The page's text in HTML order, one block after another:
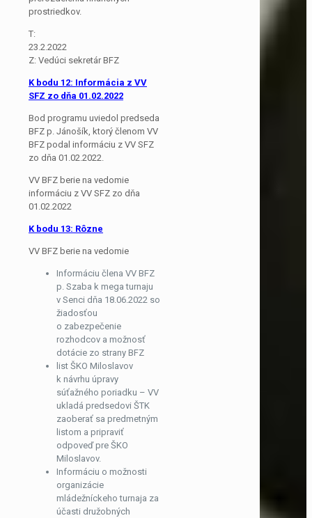
prostriedkov.
T:
23.2.2022
Z: Vedúci sekretár BFZ
K bodu 12: Informácia z VV
SFZ zo dňa 01.02.2022
Bod programu uviedol predseda
BFZ p. Jánošík, ktorý členom VV
BFZ podal informáciu z VV SFZ
zo dňa 01.02.2022.
VV BFZ berie na vedomie
informáciu z VV SFZ zo dňa
01.02.2022
K bodu 13: Rôzne
VV BFZ berie na vedomie
Informáciu člena VV BFZ
p. Szaba k mega turnaju
v Senci dňa 18.06.2022 so
žiadosťou
o zabezpečenie
rozhodcov a možnosť
dotácie zo strany BFZ
list ŠKO Miloslavov
k návrhu úpravy
súťažného poriadku – VV
ukladá predsedovi ŠTK
zaoberať sa predmetným
listom a pripraviť
odpoveď pre ŠKO
Miloslavov.
Informáciu o možnosti
organizácie
mládežníckeho turnaja za
účasti družobných